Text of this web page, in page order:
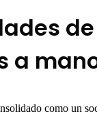
a
como un